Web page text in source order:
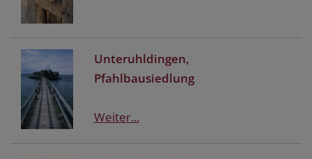
Unteruhldingen,
Pfahlbausiedlung
Weiter...